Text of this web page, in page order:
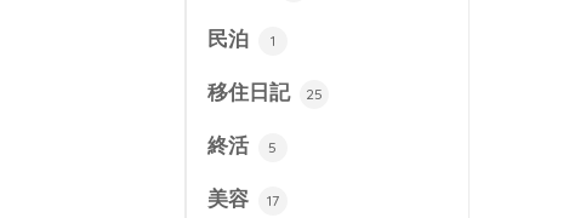
民泊 1
移住日記 25
終活 5
美容 17